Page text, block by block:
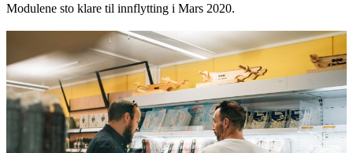
Modulene sto klare til innflytting i Mars 2020.